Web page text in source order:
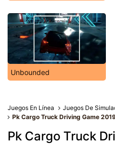
Unbounded
Juegos En Línea
Juegos De
Pk Cargo Truck Driving Game
Pk Cargo Truck